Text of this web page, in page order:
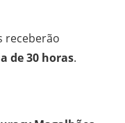
receberão
de 30 horas.